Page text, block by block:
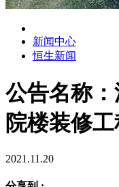
新闻中心
恒生新闻
公告名称
院楼装修
2021.11.20